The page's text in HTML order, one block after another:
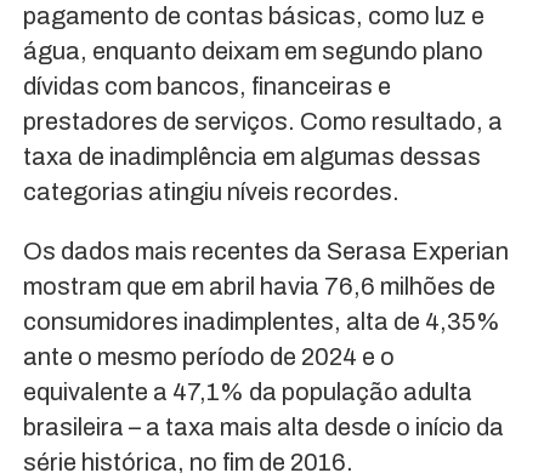
pagamento de contas básicas, como luz e
água, enquanto deixam em segundo plano
dívidas com bancos, financeiras e
prestadores de serviços. Como resultado, a
taxa de inadimplência em algumas dessas
categorias atingiu níveis recordes.
Os dados mais recentes da Serasa Experian
mostram que em abril havia 76,6 milhões de
consumidores inadimplentes, alta de 4,35%
ante o mesmo período de 2024 e o
equivalente a 47,1% da população adulta
brasileira – a taxa mais alta desde o início da
série histórica, no fim de 2016.